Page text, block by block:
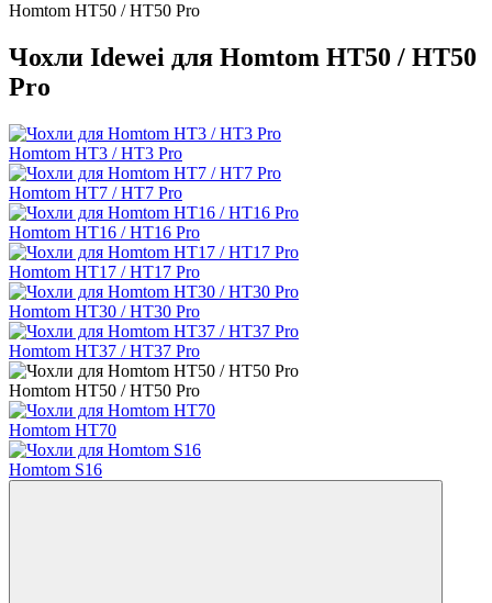
Homtom HT50 / HT50 Pro
Чохли Idewei для Homtom HT50 / HT50
Pro
Homtom HT3 / HT3 Pro
Homtom HT7 / HT7 Pro
Homtom HT16 / HT16 Pro
Homtom HT17 / HT17 Pro
Homtom HT30 / HT30 Pro
Homtom HT37 / HT37 Pro
Homtom HT50 / HT50 Pro
Homtom HT70
Homtom S16